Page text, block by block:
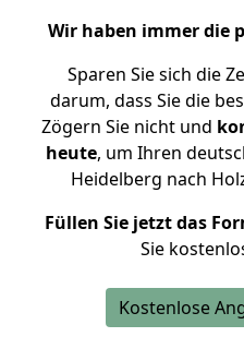
Wir haben immer die
Sparen Sie sich die
darum, dass Sie die
Zögern Sie nicht und
heute, um Ihren
Heidelberg nach
Füllen Sie jetzt das
Sie
Kostenlose